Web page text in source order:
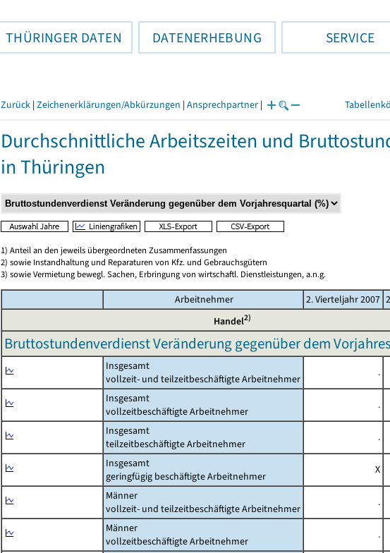
THÜRINGER DATEN DATENERHEBUNG SERVICE
Zurück | Zeichenerklärungen/Abkürzungen | Ansprechpartner |
Durchschnittliche Arbeitszeiten und
in Thüringen
1) Anteil an den jeweils übergeordneten Zusammenfassungen
2) sowie Instandhaltung und Reparaturen von Kfz. und Gebrauchsgütern
3) sowie Vermietung bewegl. Sachen, Erbringung von wirtschaftl. Dienstleistungen, a.n.g.
Arbeitnehmer 2. Vierteljahr 2007
Handel2)
Bruttostundenverdienst Veränderung gegenüber dem
Insgesamt
vollzeit- und teilzeitbeschäftigte Arbeitnehmer
.
Insgesamt
vollzeitbeschäftigte Arbeitnehmer
.
Insgesamt
teilzeitbeschäftigte Arbeitnehmer
.
Insgesamt
geringfügig beschäftigte Arbeitnehmer
X
Männer
vollzeit- und teilzeitbeschäftigte Arbeitnehmer
.
Männer
vollzeitbeschäftigte Arbeitnehmer
.